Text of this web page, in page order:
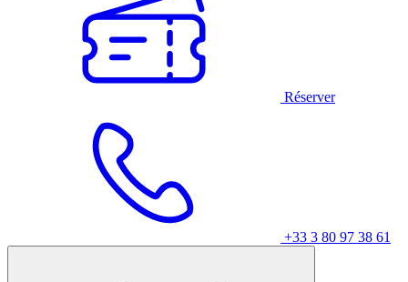
Réserver
+33 3 80 97 38 61